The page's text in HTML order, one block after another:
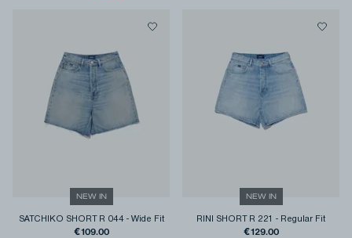
NEW IN
SATCHIKO SHORT R 044- Wide Fit
€109.00
NEW IN
RINI SHORT R 221 - Regular Fit
€129.00